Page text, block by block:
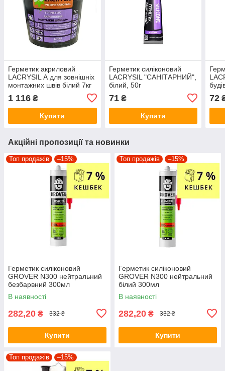
Герметик акриловий
LACRYSIL А для зовнішніх
монтажних швів білий 7кг
1 116 ₴
Купити
Герметик силіконовий
LACRYSIL "САНІТАРНИЙ",
білий, 50г
71₴
Купити
72
Акційні пропозиції та новинки
Топ продажів –15%
Герметик силіконовий
GROVER N300 нейтральний
безбарвний 300мл
В наявності
282,20 ₴ 332 ₴
Купити
Топ продажів –15%
Герметик силіконовий
GROVER N300 нейтральний
білий 300мл
В наявності
282,20 ₴ 332 ₴
Купити
Топ продажів –15%